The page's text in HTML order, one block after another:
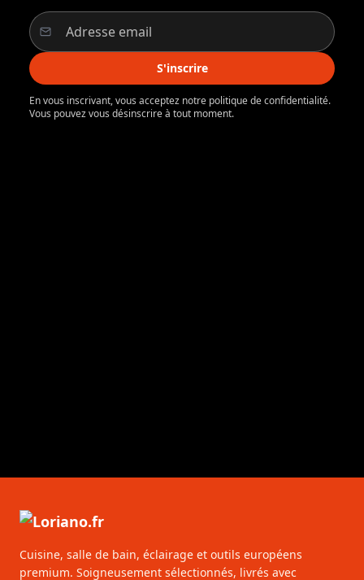
S'inscrire
En vous inscrivant, vous acceptez notre politique de confidentialité.
Vous pouvez vous désinscrire à tout moment.
Cuisine, salle de bain, éclairage et outils européens
premium. Soigneusement sélectionnés, livrés avec